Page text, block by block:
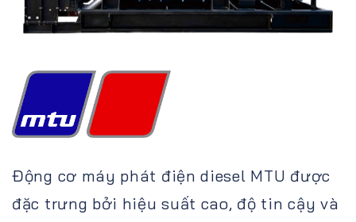
Động cơ máy phát điện diesel MTU được
đặc trưng bởi hiệu suất cao, độ tin cậy và